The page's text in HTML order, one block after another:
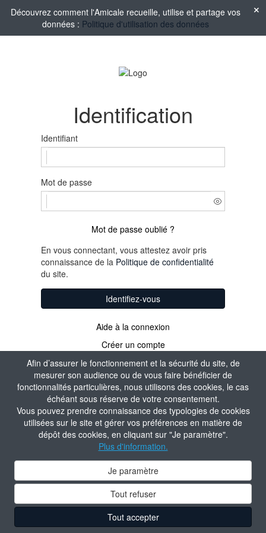
Afin d’assurer le fonctionnement et la sécurité du site, de
mesurer son audience ou de vous faire bénéficier de
fonctionnalités particulières, nous utilisons des cookies, le cas
échéant sous réserve de votre consentement.
Vous pouvez prendre connaissance des typologies de cookies
utilisées sur le site et gérer vos préférences en matière de
dépôt des cookies, en cliquant sur "Je paramètre".
Plus d'information.
Je paramètre
Tout refuser
Tout accepter
Découvrez comment l'Amicale recueille, utilise et partage vos
données : Politique d'utilisation des données
Identification
Identifiant
Mot de passe
Mot de passe oublié ?
En vous connectant, vous attestez avoir pris
connaissance de la Politique de confidentialité
du site.
Identifiez-vous
Aide à la connexion
Créer un compte